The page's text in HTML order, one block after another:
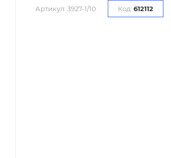
Артикул: 3927-1/10 Код: 612112